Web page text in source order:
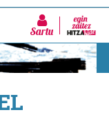
Sartu